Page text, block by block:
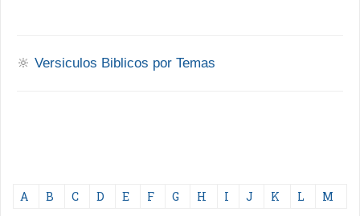
🔆 Versiculos Biblicos por Temas
A B C D E F G H I J K L M